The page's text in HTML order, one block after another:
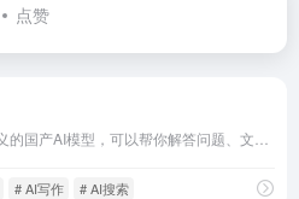
点赞
# AI写作 # AI搜索